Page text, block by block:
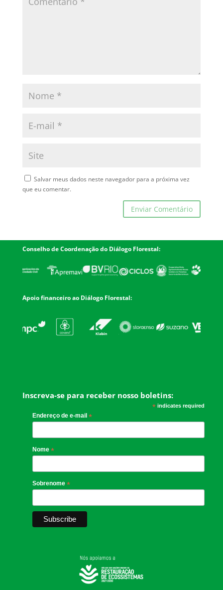
Salvar meus dados neste navegador para a próxima vez
que eu comentar.
Conselho de Coordenação do Diálogo Florestal:
Apoio financeiro ao Diálogo Florestal:
Inscreva-se para receber nosso boletins:
*indicates required
Endereço de e-mail *
Nome *
Sobrenome *